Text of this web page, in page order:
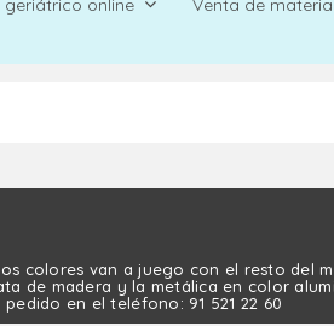
geriátrico online
Venta de
colores van a juego con el resto del
de madera y la metálica en color
en el teléfono: 91 521 22 60